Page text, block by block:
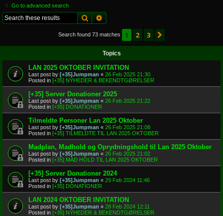
Go to advanced search
Search
Search found 73 matches 1 2 3
Topics
LAN 2025 OKTOBER INVITATION
Last post by [+35]Jumpman « 26 Feb 2025 21:30
Posted in [+35] NYHEDER & BEKENDTGØRELSER
[+35] Server Donationer 2025
Last post by [+35]Jumpman « 26 Feb 2025 21:22
Posted in [+35] DONATIONER
Tilmeldte Personer Lan 2025 Oktober
Last post by [+35]Jumpman « 26 Feb 2025 21:08
Posted in [+35] TILMELDTE TIL LAN 2025 OKTOBER
Madplan, Madhold og Oprydningshold til Lan 2025 Oktober
Last post by [+35]Jumpman « 26 Feb 2025 21:02
Posted in [+35] MAD HOLD TIL LAN 2025 OKTOBER
[+35] Server Donationer 2024
Last post by [+35]Jumpman « 29 Feb 2024 11:46
Posted in [+35] DONATIONER
LAN 2024 OKTOBER INVITATION
Last post by [+35]Jumpman « 28 Feb 2024 12:11
Posted in [+35] NYHEDER & BEKENDTGØRELSER